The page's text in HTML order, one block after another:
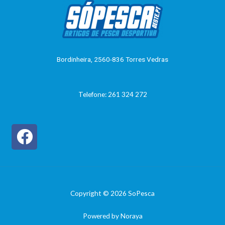
Bordinheira, 2560-836 Torres Vedras
Telefone: 261 324 272
Copyright © 2026 SoPesca
Powered by Noraya